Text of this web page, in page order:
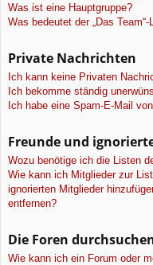
Was ist eine Hauptgruppe?
Was bedeutet der „Das
Private Nachrichten
Ich kann keine Privaten
Ich bekomme ständig
Ich habe eine Spam-E-Mail
Freunde und
Wozu benötige ich die Listen
Wie kann ich Mitglieder zur
ignorierten Mitglieder
entfernen?
Die Foren
Wie kann ich ein Forum oder